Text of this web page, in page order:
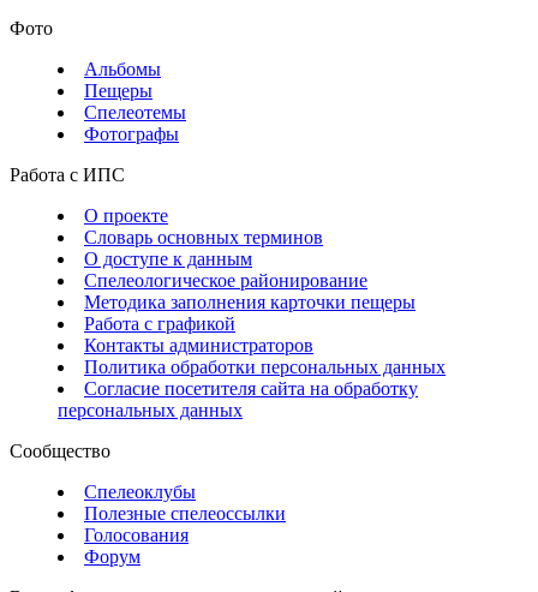
Фото
Альбомы
Пещеры
Спелеотемы
Фотографы
Работа с ИПС
О проекте
Словарь основных терминов
О доступе к данным
Спелеологическое районирование
Методика заполнения карточки пещеры
Работа с графикой
Контакты администраторов
Политика обработки персональных данных
Согласие посетителя сайта на обработку
персональных данных
Сообщество
Спелеоклубы
Полезные спелеоссылки
Голосования
Форум